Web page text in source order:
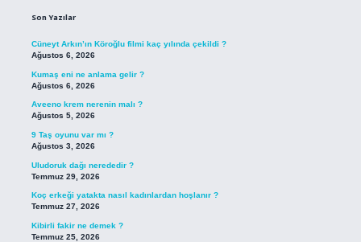
Son Yazılar
Cüneyt Arkın’ın Köroğlu filmi kaç yılında çekildi ?
Ağustos 6, 2026
Kumaş eni ne anlama gelir ?
Ağustos 6, 2026
Aveeno krem nerenin malı ?
Ağustos 5, 2026
9 Taş oyunu var mı ?
Ağustos 3, 2026
Uludoruk dağı nerededir ?
Temmuz 29, 2026
Koç erkeği yatakta nasıl kadınlardan hoşlanır ?
Temmuz 27, 2026
Kibirli fakir ne demek ?
Temmuz 25, 2026